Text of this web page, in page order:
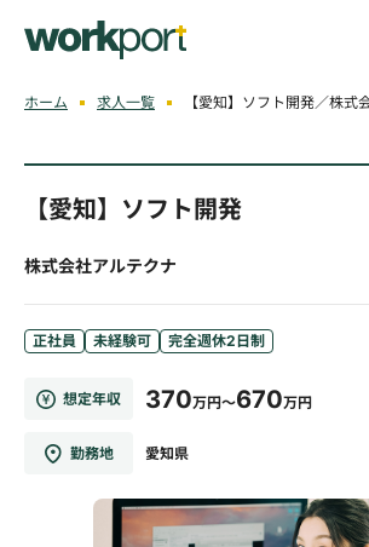
ホーム 求人一覧 【愛知】ソフト開発／株式
【愛知】ソフト開発
株式会社アルテクナ
正社員 未経験可 完全週休2日制
想定年収 370万円～670万円
勤務地 愛知県